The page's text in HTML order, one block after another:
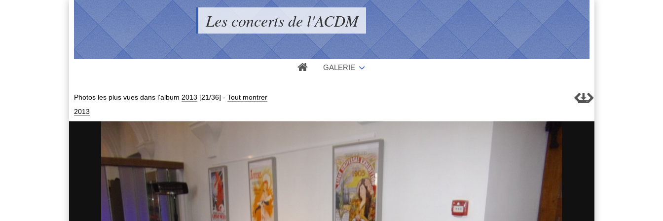
Les concerts de l'ACDM
GALERIE
Photos les plus vues dans l'album 2013 [21/36] - Tout montrer
2013
